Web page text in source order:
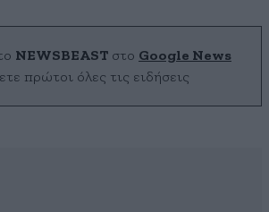
NEWSBEAST στο Google News
πρώτοι όλες τις ειδήσεις